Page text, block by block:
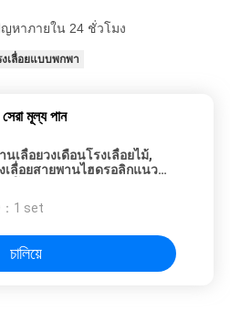
หาภายใน 24 ชั่วโมง
งเลื่อยแบบพกพา
মূল্য পান
นเลื่อยวงเดือนโรงเลื่อยไม้,
เลื่อยสายพานไฮดรอลิกแนว
1 set
চালিয়ে